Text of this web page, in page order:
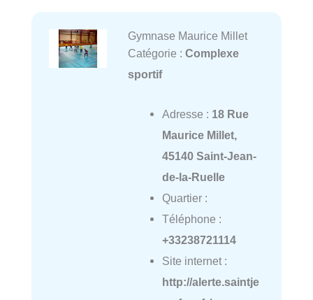
Gymnase Maurice Millet
Catégorie : Complexe
sportif
Adresse : 18 Rue
Maurice Millet,
45140 Saint-Jean-
de-la-Ruelle
Quartier :
Téléphone :
+33238721114
Site internet :
http://alerte.saintje